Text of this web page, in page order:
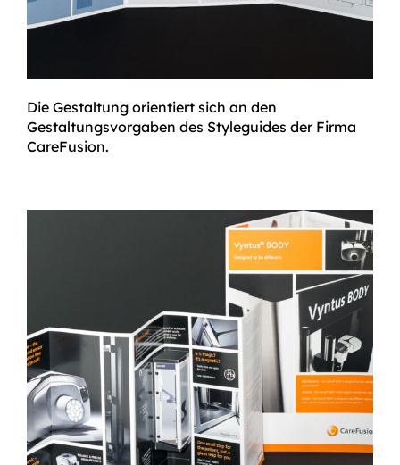
Die Gestaltung orientiert sich an den
Gestaltungsvorgaben des Styleguides der Firma
CareFusion.